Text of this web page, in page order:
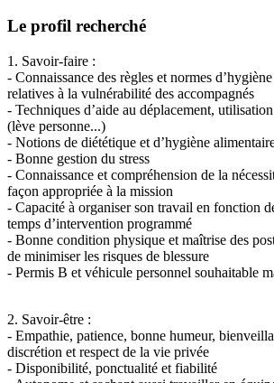
Le profil recherché
1. Savoir-faire :
- Connaissance des règles et normes
relatives à la vulnérabilité des accompagnés
- Techniques d’aide au déplacement,
(lève personne...)
- Notions de diététique et d’hygiène
- Bonne gestion du stress
- Connaissance et compréhension de la
façon appropriée à la mission
- Capacité à organiser son travail en fonction
temps d’intervention programmé
- Bonne condition physique et maîtrise des
de minimiser les risques de blessure
- Permis B et véhicule personnel souhaitable
2. Savoir-être :
- Empathie, patience, bonne humeur,
discrétion et respect de la vie privée
- Disponibilité, ponctualité et fiabilité